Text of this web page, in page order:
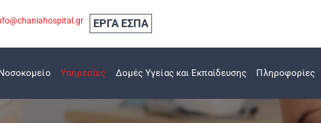
ΕΡΓΑ ΕΣΠΑ
Νοσοκομείο Υπηρεσίες Δομές Υγείας και Εκπαίδευσης Πληροφορίες